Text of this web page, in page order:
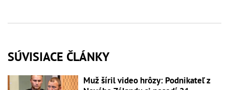
SÚVISIACE ČLÁNKY
Muž šíril video hrôzy: Podnikateľ z